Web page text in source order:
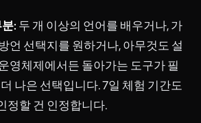
: 두 개 이상의 언어를 배우거나, 가
언 선택지를 원하거나, 아무것도 설
영체제에서든 돌아가는 도구가 필
나은 선택입니다. 7일 체험 기간도
정할 건 인정합니다.